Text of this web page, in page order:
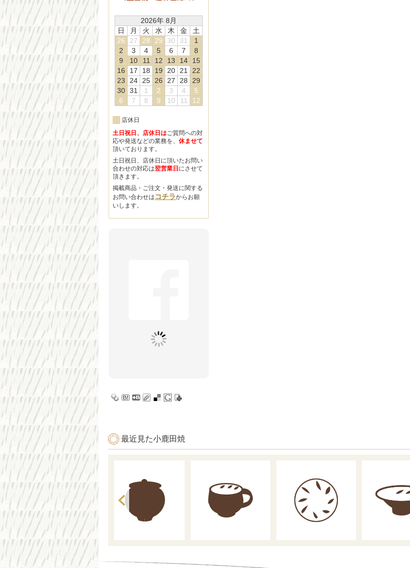
2026年 8月
日
月 火 水 木 金
土
26
27 28 29 30 31
1
2
3 4 5 6 7
8
9
10 11 12 13 14
15
16
17 18 19 20 21
22
23
24 25 26 27 28
29
30 31 1 2 3 4
5
6
7 8 9 10 11 12
店休日
土日祝日、店休日はご質問への対
応や発送などの業務を、 休ませて
頂いております。
土日祝日、店休日に頂いたお問い
合わせの対応は翌営業日 にさせて
頂きます。
掲載商品・ご注文・発送に関する
お問い合わせは コチラからお願
いします。
最近見た小鹿田焼